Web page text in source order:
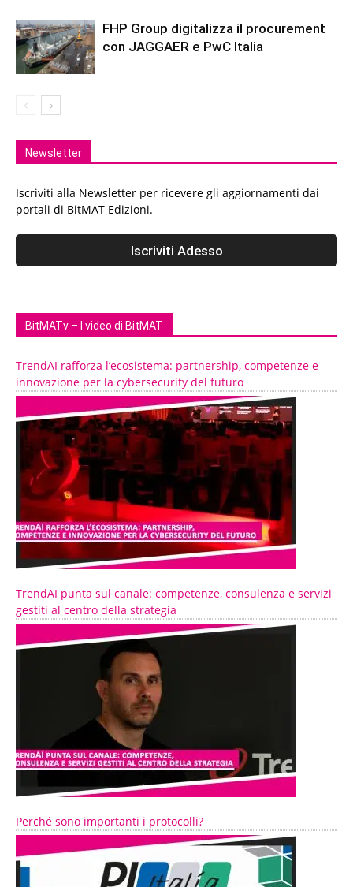
FHP Group digitalizza il procurement
con JAGGAER e PwC Italia
Newsletter
Iscriviti alla Newsletter per ricevere gli aggiornamenti dai
portali di BitMAT Edizioni.
BitMATv – I video di BitMAT
TrendAI rafforza l’ecosistema: partnership, competenze e
innovazione per la cybersecurity del futuro
TrendAI punta sul canale: competenze, consulenza e servizi
gestiti al centro della strategia
Perché sono importanti i protocolli?